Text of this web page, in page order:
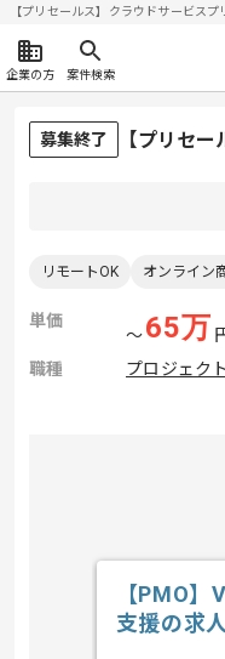
【プリセールス】クラウドサービス
企業の方 案件検索
募集終了 【プリセ
リモートOK オンライン
単価
〜65万
職種
プロジェク
【PMO
支援の求